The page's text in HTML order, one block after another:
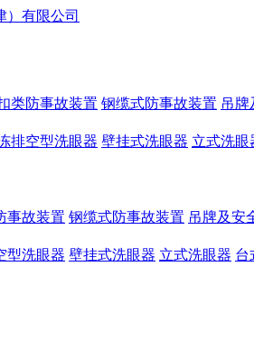
类防事故装置 钢缆式防事故装置 吊牌
排空型洗眼器 壁挂式洗眼器 立式洗眼
事故装置 钢缆式防事故装置 吊牌及安
型洗眼器 壁挂式洗眼器 立式洗眼器 台